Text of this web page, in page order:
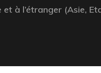
et à l’étranger (Asie,